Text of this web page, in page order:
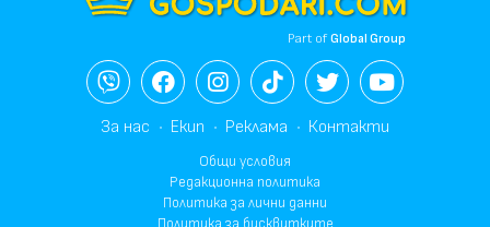
Part ofGlobal Group
За нас Екип Реклама Контакти
Общи условия
Редакционна политика
Политика за лични данни